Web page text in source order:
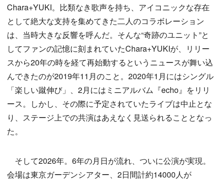
Chara+YUKI。比類なき歌声を持ち、アイコニックな存在
として絶大な支持を集めてきた二人のコラボレーション
は、当時大きな反響を呼んだ。そんな“奇跡のユニット”と
してファンの記憶に刻まれていたChara+YUKIが、リリー
スから20年の時を経て再始動するというニュースが舞い込
んできたのが2019年11月のこと。2020年1月にはシングル
「楽しい蹴伸び」、2月にはミニアルバム『echo』をリリ
ース。しかし、その際に予定されていたライブは中止とな
り、ステージ上での共演はあえなく見送られることとなっ
た。
そして2026年。6年の月日が流れ、ついに公演が実現。
会場は東京ガーデンシアター、2日間計約14000人が